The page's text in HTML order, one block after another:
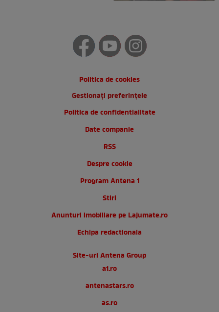
Politica de cookies
Gestionați preferințele
Politica de confidentialitate
Date companie
RSS
Despre cookie
Program Antena 1
Stiri
Anunturi imobiliare pe Lajumate.ro
Echipa redactionala
Site-uri Antena Group
a1.ro
antenastars.ro
as.ro